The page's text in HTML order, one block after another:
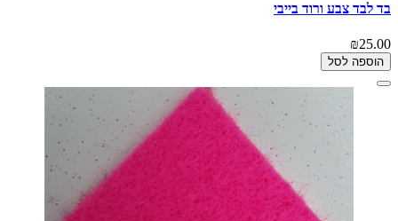
בד לבד צבע ורוד בייבי
₪25.00
הוספה לסל